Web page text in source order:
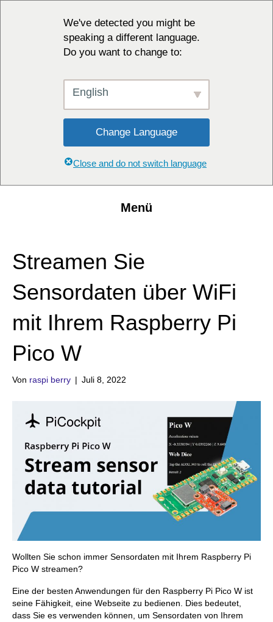
We've detected you might be
speaking a different language.
Do you want to change to:
English
Change Language
Close and do not switch language
Menü
Streamen Sie
Sensordaten über WiFi
mit Ihrem Raspberry Pi
Pico W
Von raspi berry | Juli 8, 2022
Wollten Sie schon immer Sensordaten mit Ihrem Raspberry Pi
Pico W streamen?
Eine der besten Anwendungen für den Raspberry Pi Pico W ist
seine Fähigkeit, eine Webseite zu bedienen. Dies bedeutet,
dass Sie es verwenden können, um Sensordaten von Ihrem